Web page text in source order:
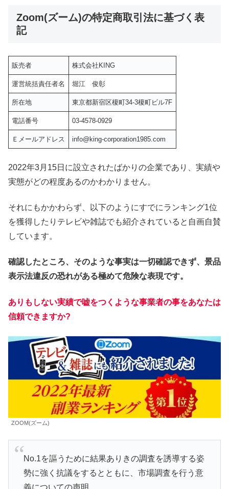
Zoom(ズーム)の特定商取引法に基づく表
記
販売者 株式会社KING
運営統括責任者名 堀江 俊彰
所在地 東京都新宿区榎町34-3榎町ビル7F
電話番号 03-4578-0929
Ｅメールアドレス info@king-corporation1985.com
2022年3月15日に設立されたばかりの企業であり、実績や
実態がどの程度あるのかわかりません。
それにもかかわらず、以下のようにすでにランキング1位
を獲得したりテレビや雑誌でも紹介されていると自画自賛
しています。
確認したところ、そのような事実は一切確認できず、景品
表示法違反の恐れがある極めて危険な表現です。
ありもしない実績で嘘をつくような事業者の事をあなたは
信頼できますか?
ZOOM(ズーム)
No.1を謳うために結果ありきの調査を誘導する姿
勢に強く抗議をするとともに、市場調査を行う意